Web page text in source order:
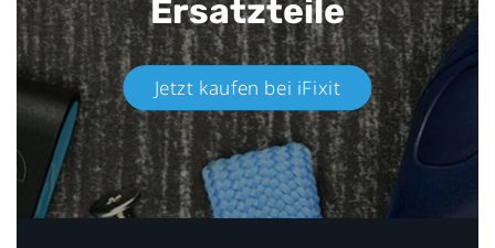
Ersatzteile
Jetzt kaufen bei iFixit​